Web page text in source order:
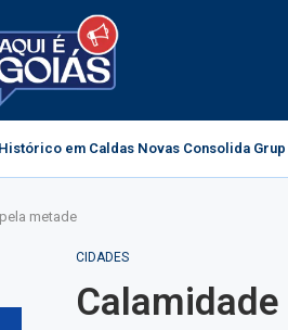
em Caldas Novas Consolida
metade
CIDADES